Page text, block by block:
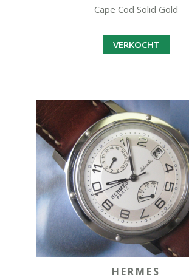
Cape Cod Solid Gold
VERKOCHT
HERMES